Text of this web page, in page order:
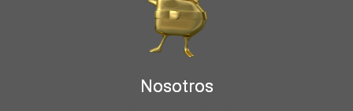
Nosotros